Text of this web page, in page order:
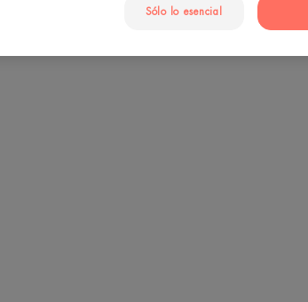
Sólo lo esencial